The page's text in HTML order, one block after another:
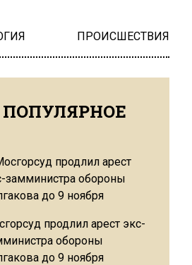
ПРОИСШЕСТВИЯ
ПОПУЛЯРНОЕ
продлил арест экс-
обороны
до 9 ноября